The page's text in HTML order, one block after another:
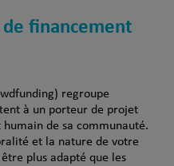
financement
regroupe
à un porteur de projet
de sa communauté.
et la nature de votre
plus adapté que les